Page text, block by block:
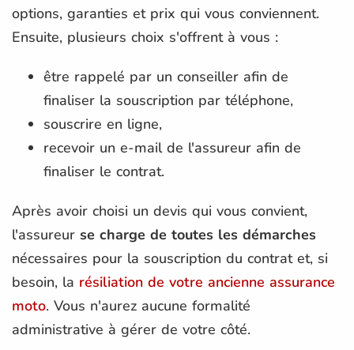
options, garanties et prix qui vous conviennent.
Ensuite, plusieurs choix s'offrent à vous :
être rappelé par un conseiller afin de
finaliser la souscription par téléphone,
souscrire en ligne,
recevoir un e-mail de l'assureur afin de
finaliser le contrat.
Après avoir choisi un devis qui vous convient,
l'assureur se charge de toutes les démarches
nécessaires pour la souscription du contrat et, si
besoin, la résiliation de votre ancienne assurance
moto. Vous n'aurez aucune formalité
administrative à gérer de votre côté.